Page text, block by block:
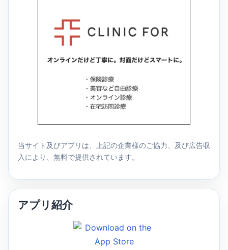
当サイト及びアプリは、上記の企業様のご協力、及び広告収
入により、無料で提供されています。
アプリ紹介